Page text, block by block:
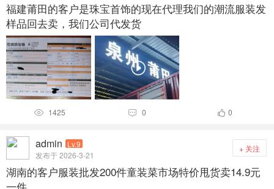
福建莆田的客户是珠宝首饰的现在代理我们的潮流服装发
样品回去卖，我们公司代发货
 1425  0  0
admin Lv.9
发布于 2026-3-21
+ 关注
湖南的客户服装批发200件童装菜市场特价甩货卖14.9元